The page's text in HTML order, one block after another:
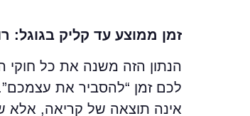
זמן ממוצע עד קליק בגוגל:
לכם זמן “להסביר את
אינה תוצאה של קריאה, אלא